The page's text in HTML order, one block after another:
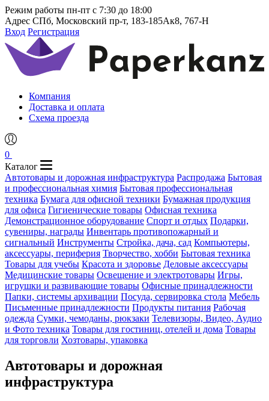
Режим работы пн-пт с 7:30 до 18:00
Адрес СПб, Московский пр-т, 183-185Ак8, 767-Н
Вход Регистрация
Компания
Доставка и оплата
Схема проезда
0
Каталог
Автотовары и дорожная инфраструктура Распродажа Бытовая
и профессиональная химия Бытовая профессиональная
техника Бумага для офисной техники Бумажная продукция
для офиса Гигиенические товары Офисная техника
Демонстрационное оборудование Спорт и отдых Подарки,
сувениры, награды Инвентарь противопожарный и
сигнальный Инструменты Стройка, дача, сад Компьютеры,
аксессуары, периферия Творчество, хобби Бытовая техника
Товары для учебы Красота и здоровье Деловые аксессуары
Медицинские товары Освещение и электротовары Игры,
игрушки и развивающие товары Офисные принадлежности
Папки, системы архивации Посуда, сервировка стола Мебель
Письменные принадлежности Продукты питания Рабочая
одежда Сумки, чемоданы, рюкзаки Телевизоры, Видео, Аудио
и Фото техника Товары для гостиниц, отелей и дома Товары
для торговли Хозтовары, упаковка
Автотовары и дорожная
инфраструктура